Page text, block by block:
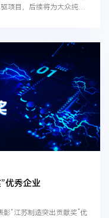
项目，后续将为大众纯电
优秀企业
“江苏制造突出贡献奖”优